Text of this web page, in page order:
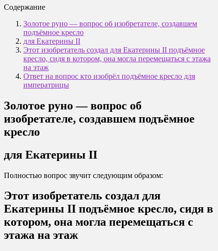
Содержание
Золотое руно — вопрос об изобретателе, создавшем
подъёмное кресло
для Екатерины II
Этот изобретатель создал для Екатерины II подъёмное
кресло, сидя в котором, она могла перемещаться с этажа
на этаж
Ответ на вопрос кто изобрёл подъёмное кресло для
императрицы
Золотое руно — вопрос об
изобретателе, создавшем подъёмное
кресло
для Екатерины II
Полностью вопрос звучит следующим образом:
Этот изобретатель создал для
Екатерины II подъёмное кресло, сидя в
котором, она могла перемещаться с
этажа на этаж